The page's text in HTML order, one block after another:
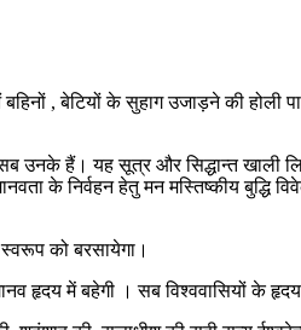
, बेटियों के सुहाग उजाड़ने की होली
सब उनके हैं। यह सूत्र और सिद्धान्त
के निर्वहन हेतु मन मस्तिष्कीय बुद्धि
को बरसायेगा।
हृदय में बहेगी । सब विश्ववासियों के हृदय